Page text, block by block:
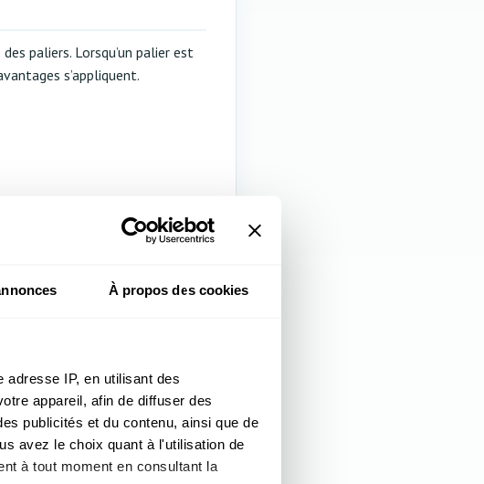
À propos des cookies
adresse IP, en utilisant des
appareil, afin de diffuser des
publicités et du contenu, ainsi que de
avez le choix quant à l'utilisation de
à tout moment en consultant la
paliers. Lorsqu’un palier est
s’appliquent.